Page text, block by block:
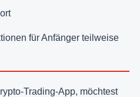
für Anfänger teilweise
Trading-App, möchtest